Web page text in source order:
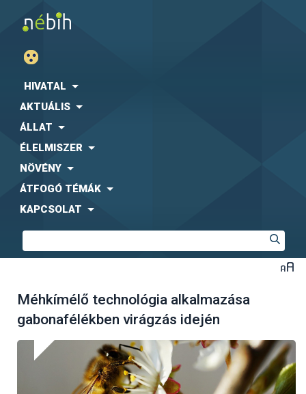
HIVATAL
AKTUÁLIS
ÁLLAT
ÉLELMISZER
NÖVÉNY
ÁTFOGÓ TÉMÁK
KAPCSOLAT
Méhkímélő technológia alkalmazása
gabonafélékben virágzás idején